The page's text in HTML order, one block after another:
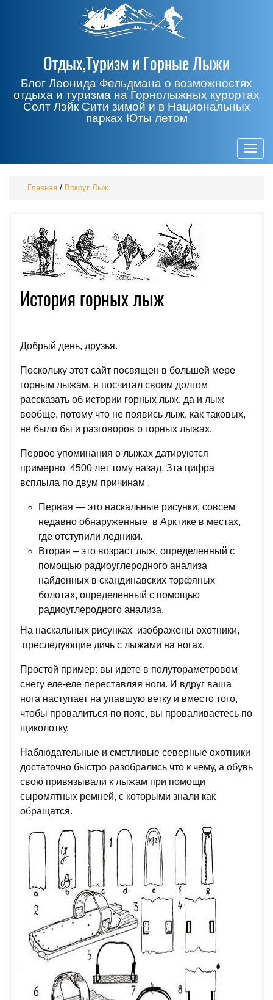
Отдых,Туризм и Горные Лыжи
Блог Леонида Фельдмана о возможностях
отдыха и туризма на Горнолыжных курортах
Солт Лэйк Сити зимой и в Национальных
парках Юты летом
Главная / Вокруг Лыж
История горных лыж
Добрый день, друзья.
Поскольку этот сайт посвящен в большей мере
горным лыжам, я посчитал своим долгом
рассказать об истории горных лыж, да и лыж
вообще, потому что не появись лыж, как таковых,
не было бы и разговоров о горных лыжах.
Первoе упоминания о лыжах датируются
примерно 4500 лет тому назад. Зта цифра
всплыла по двум причинам .
Первая — это наскальные рисунки, совсем
недавно обнаруженные в Арктике в местах,
где отступили ледники.
Вторая – это возраст лыж, определенный с
помощью радиоуглеродного анализа
найденных в скандинавских торфяных
болотах, определенный с помощью
радиоуглеродного анализа.
На наскальных рисунках изображены охотники,
преследующие дичь с лыжами на ногах.
Простой пример: вы идете в полутораметровом
снегу еле-еле переставляя ноги. И вдруг ваша
нога наступает на упавшую ветку и вместо того,
чтобы провалиться по пояс, вы проваливаетесь по
щиколотку.
Наблюдательные и сметливые северные охотники
достаточно быстро разобрались что к чему, а обувь
свою привязывали к лыжам при помощи
сыромятных ремней, с которыми знали как
обращатся.